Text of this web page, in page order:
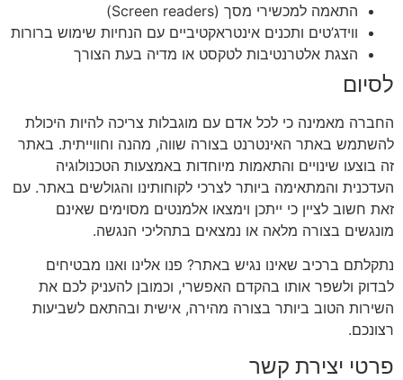
התאמה למכשירי מסך (Screen readers)
ווידג’טים ותכנים אינטראקטיביים עם הנחיות שימוש ברורות
הצגת אלטרנטיבות לטקסט או מדיה בעת הצורך
לסיום
החברה מאמינה כי לכל אדם עם מוגבלות צריכה להיות היכולת
להשתמש באתר האינטרנט בצורה שווה, מהנה וחווייתית. באתר
זה בוצעו שינויים והתאמות מיוחדות באמצעות הטכנולוגיה
העדכנית והמתאימה ביותר לצרכי לקוחותינו והגולשים באתר. עם
זאת חשוב לציין כי ייתכן וימצאו אלמנטים מסוימים שאינם
מונגשים בצורה מלאה או נמצאים בתהליכי הנגשה.
נתקלתם ברכיב שאינו נגיש באתר? פנו אלינו ואנו מבטיחים
לבדוק ולשפר אותו בהקדם האפשרי, וכמובן להעניק לכם את
השירות הטוב ביותר בצורה מהירה, אישית ובהתאם לשביעות
רצונכם.
פרטי יצירת קשר